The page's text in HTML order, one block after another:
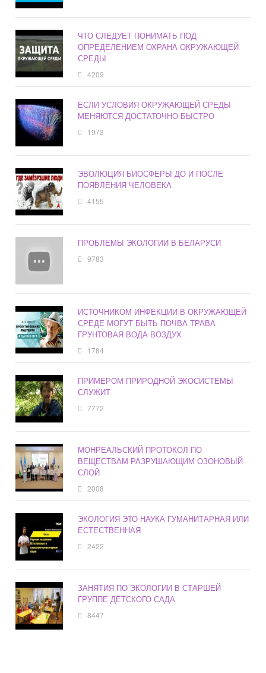
ЧТО СЛЕДУЕТ ПОНИМАТЬ ПОД
ОПРЕДЕЛЕНИЕМ ОХРАНА ОКРУЖАЮЩЕЙ
СРЕДЫ
4209
ЕСЛИ УСЛОВИЯ ОКРУЖАЮЩЕЙ СРЕДЫ
МЕНЯЮТСЯ ДОСТАТОЧНО БЫСТРО
1973
ЭВОЛЮЦИЯ БИОСФЕРЫ ДО И ПОСЛЕ
ПОЯВЛЕНИЯ ЧЕЛОВЕКА
4155
ПРОБЛЕМЫ ЭКОЛОГИИ В БЕЛАРУСИ
9783
ИСТОЧНИКОМ ИНФЕКЦИИ В ОКРУЖАЮЩЕЙ
СРЕДЕ МОГУТ БЫТЬ ПОЧВА ТРАВА
ГРУНТОВАЯ ВОДА ВОЗДУХ
1784
ПРИМЕРОМ ПРИРОДНОЙ ЭКОСИСТЕМЫ
СЛУЖИТ
7772
МОНРЕАЛЬСКИЙ ПРОТОКОЛ ПО
ВЕЩЕСТВАМ РАЗРУШАЮЩИМ ОЗОНОВЫЙ
СЛОЙ
2008
ЭКОЛОГИЯ ЭТО НАУКА ГУМАНИТАРНАЯ ИЛИ
ЕСТЕСТВЕННАЯ
2422
ЗАНЯТИЯ ПО ЭКОЛОГИИ В СТАРШЕЙ
ГРУППЕ ДЕТСКОГО САДА
8447